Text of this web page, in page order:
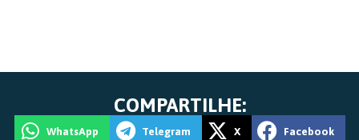
COMPARTILHE:
WhatsApp Telegram X Facebook